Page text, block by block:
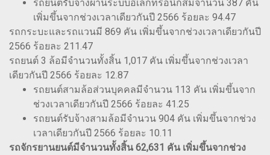
รถยนต์รับจ้างผ่านระบบอิเล็กทรอนิกส์มีจำนวน 387 คัน
เพิ่มขึ้นจากช่วงเวลาเดียวกันปี 2566 ร้อยละ 94.47
รถกระบะและรถแวนมี 869 คัน เพิ่มขึ้นจากช่วงเวลาเดียวกันปี
2566 ร้อยละ 211.47
รถยนต์ 3 ล้อมีจำนวนทั้งสิ้น 1,017 คัน เพิ่มขึ้นจากช่วงเวลา
เดียวกันปี 2566 ร้อยละ 12.87
รถยนต์สามล้อส่วนบุคคลมีจำนวน 113 คัน เพิ่มขึ้นจาก
ช่วงเวลาเดียวกันปี 2566 ร้อยละ 41.25
รถยนต์รับจ้างสามล้อมีจำนวน 904 คัน เพิ่มขึ้นจากช่วง
เวลาเดียวกันปี 2566 ร้อยละ 10.11
รถจักรยานยนต์มีจำนวนทั้งสิ้น 62,631 คัน เพิ่มขึ้นจากช่วง